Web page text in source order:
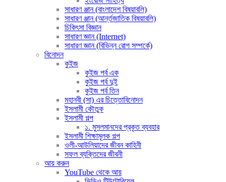
সাধারণ ঞ্জান (বাংলাদেশ বিষয়াবলি)
সাধারণ ঞ্জান (আর্ন্তজাতিক বিষয়াবলি)
চিকিৎসা বিজ্ঞান
সাধারণ জ্ঞান (Internet)
সাধারণ জ্ঞান (বিভিন্ন রোগ সম্পর্কে)
বিনোদন
কুইজ
কুইজ পর্ব এক
কুইজ পর্ব দুই
কুইজ পর্ব তিন
মহানবী (সা) এর চিত্তোবিনোদন
ইসলামী কৌতুক
ইসলামী গল্প
১. মুসলমানদের প্রকৃত ব্যবহার
ইসলামী শিক্ষামূলক গল্প
ওলী-আউলিয়াদের জীবন কাহিনী
সফল ব্যক্তিদের জীবনী
আয় করুন
YouTube থেকে আয়